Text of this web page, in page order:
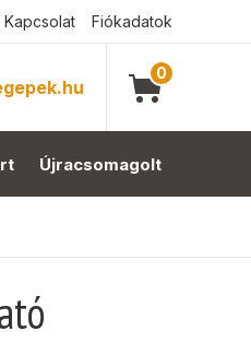
Kapcsolat Fiókadatok
0
Újracsomagolt